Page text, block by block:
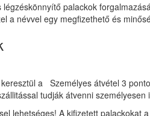
palackok
a névvel egy megfizethető és
a Személyes átvétel 3
tudják átvenni személyesen
lehetséges! A kifizetett palackokat